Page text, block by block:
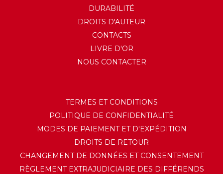
DURABILITÉ
DROITS D'AUTEUR
CONTACTS
LIVRE D'OR
NOUS CONTACTER
TERMES ET CONDITIONS
POLITIQUE DE CONFIDENTIALITÉ
MODES DE PAIEMENT ET D'EXPÉDITION
DROITS DE RETOUR
CHANGEMENT DE DONNÉES ET CONSENTEMENT
RÈGLEMENT EXTRAJUDICIAIRE DES DIFFÉRENDS